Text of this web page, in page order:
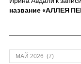
название
Архивы